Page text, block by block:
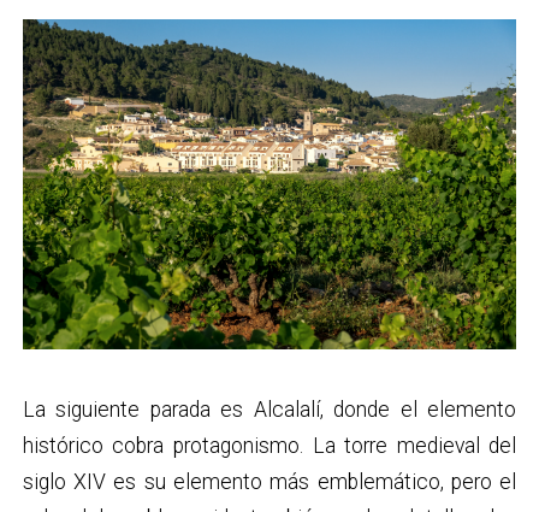
La siguiente parada es Alcalalí, donde el elemento
histórico cobra protagonismo. La torre medieval del
siglo XIV es su elemento más emblemático, pero el